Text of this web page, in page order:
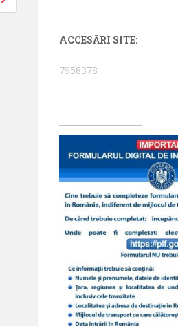
ACCESĂRI SITE:
7958378